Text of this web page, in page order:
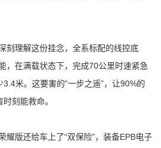
理解这份挂念，全系标配的线控底
，在满载状态下，完成70公里时速紧急
米。这要害的“一步之遥”，让90%的
刻能救命。
版还给车上了“双保险”，装备EPB电子